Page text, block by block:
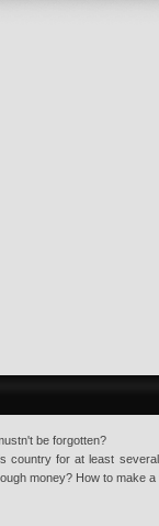
be forgotten?
country for at least
money? How to make